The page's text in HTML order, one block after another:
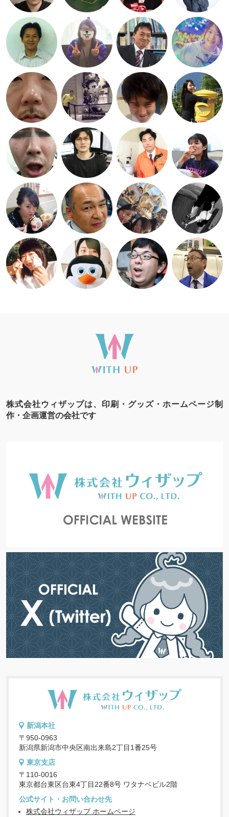
株式会社ウィザップは、印刷・グッズ・ホームページ制
作・企画運営の会社です
新潟本社
〒950-0963
新潟県新潟市中央区南出来島2丁目1番25号
東京支店
〒110-0016
東京都台東区台東4丁目22番8号 ワタナベビル2階
公式サイト・お問い合わせ先
株式会社ウィザップ ホームページ